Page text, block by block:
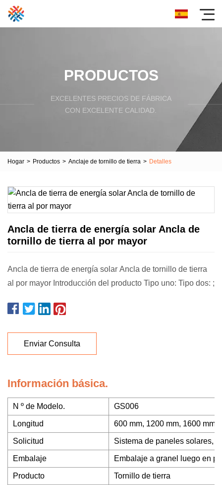
PRODUCTOS
EXCELENTES PRECIOS DE FÁBRICA
CON EXCELENTE CALIDAD.
Hogar > Productos > Anclaje de tornillo de tierra > Detalles
Ancla de tierra de energía solar Ancla de
tornillo de tierra al por mayor
Ancla de tierra de energía solar Ancla de tornillo de tierra
al por mayor Introducción del producto Tipo uno: Tipo dos: ;
Enviar Consulta
Información básica.
N º de Modelo. GS006
Longitud 600 mm, 1200 mm, 1600 mm,
Solicitud Sistema de paneles solares,
Embalaje Embalaje a granel luego en
Producto Tornillo de tierra